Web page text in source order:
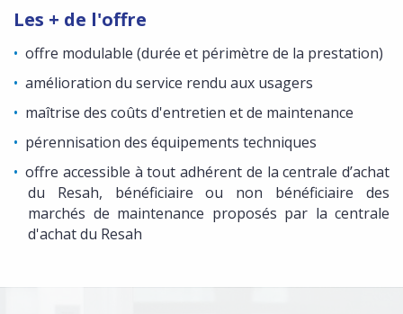
Les + de l'offre
offre modulable (durée et périmètre de la prestation)
amélioration du service rendu aux usagers
maîtrise des coûts d'entretien et de maintenance
pérennisation des équipements techniques
offre accessible à tout adhérent de la centrale d’achat
du Resah, bénéficiaire ou non bénéficiaire des
marchés de maintenance proposés par la centrale
d'achat du Resah